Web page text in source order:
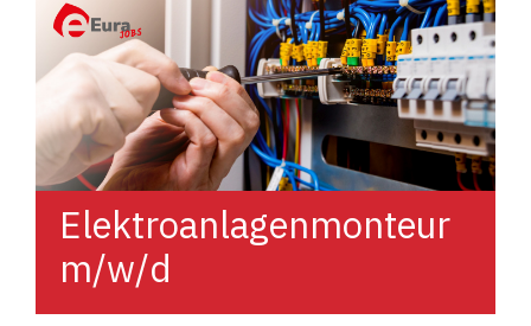
Elektroanlagenmonteur
m/w/d